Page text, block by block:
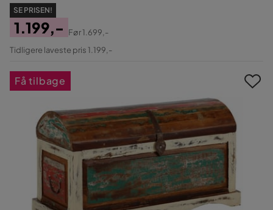
SE PRISEN!
Pris
1.199,-
Original
Før1.699,-
Tidligere laveste pris 1.199,-
Få tilbage